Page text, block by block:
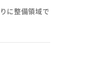
に整備領域で